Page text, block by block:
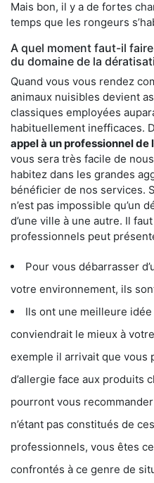
Mais bon, il y a de fortes
temps que les rongeurs
A quel moment faut-il
du domaine de la
Quand vous vous rendez
animaux nuisibles devient
classiques employées
habituellement inefficaces.
appel à un professionnel
vous sera très facile de
habitez dans les grandes
bénéficier de nos services.
n’est pas impossible qu’un
d’une ville à une autre. Il
professionnels peut
Pour vous débarrasser
votre environnement, ils
Ils ont une meilleure
conviendrait le mieux à
exemple il arrivait que vous
d’allergie face aux produits
pourront vous
n’étant pas constitués de
professionnels, vous êtes
confrontés à ce genre de